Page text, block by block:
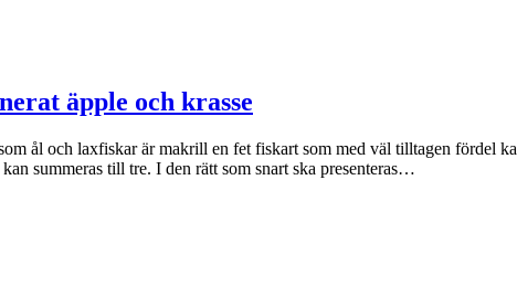
äpple och krasse
laxfiskar är makrill en fet fiskart som med väl tilltagen fördel
summeras till tre. I den rätt som snart ska presenteras…